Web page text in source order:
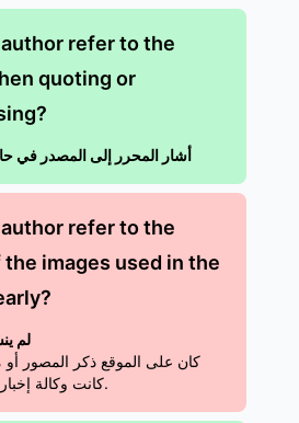
refer to the
quoting or
أشار المحرر إلى المصدر في
refer to the
images used in the
لم
كان على الموقع ذكر المصور
كانت وكالة إخبارية أو وسيلة إعلامية.